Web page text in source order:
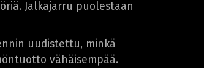
Jalkajarru puolestaan
uudistettu, minkä
vähäisempää.